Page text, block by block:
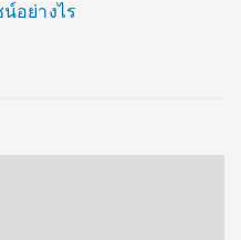
อย่างไร